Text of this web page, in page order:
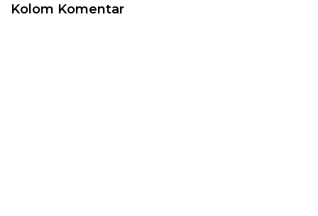
Kolom Komentar